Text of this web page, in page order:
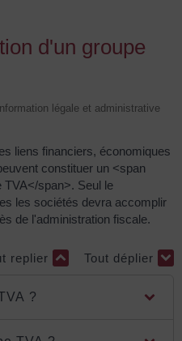
d'un groupe
légale et administrative
liens financiers, économiques
constituer un <span
span>. Seul le
les sociétés devra accomplir
de l'administration fiscale.
replier Tout déplier
?